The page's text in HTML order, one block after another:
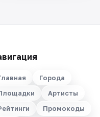
Города
Артисты
Промокоды